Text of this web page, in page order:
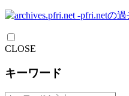
CLOSE
キーワード